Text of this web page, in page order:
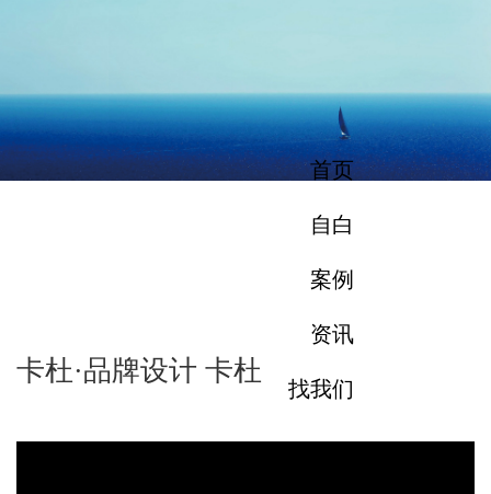
首页
自白
案例
资讯
找我们
卡杜·品牌设计 卡杜